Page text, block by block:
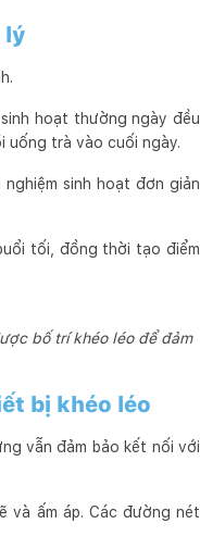
lý
hoạt thường ngày đều
uống trà vào cuối ngày.
sinh hoạt đơn giản
tối, đồng thời tạo điểm
bố trí khéo léo để đảm
bị khéo léo
vẫn đảm bảo kết nối với
và ấm áp. Các đường nét